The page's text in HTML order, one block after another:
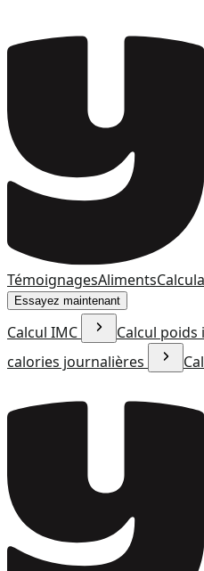
TémoignagesAliments
Essayez maintenant
Calcul IMC Calcul poids
calories journalières